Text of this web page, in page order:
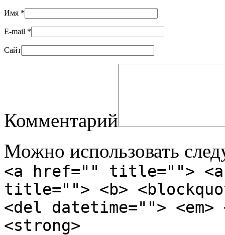
Имя *
E-mail *
Сайт
Комментарий
Можно использовать
<a href="" title="">
title=""> <b>
<del datetime="">
<strong>